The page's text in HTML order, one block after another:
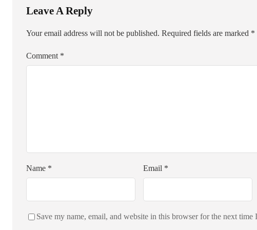
Leave A Reply
Your email address will not be published. Required fields are marked *
Comment *
Name * Email *
Save my name, email, and website in this browser for the next time